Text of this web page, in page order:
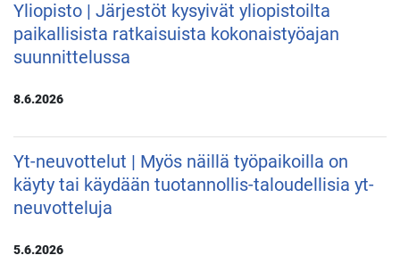
Yliopisto | Järjestöt kysyivät yliopistoilta
paikallisista ratkaisuista kokonaistyöajan
suunnittelussa
8.6.2026
Yt-neuvottelut | Myös näillä työpaikoilla on
käyty tai käydään tuotannollis-taloudellisia yt-
neuvotteluja
5.6.2026